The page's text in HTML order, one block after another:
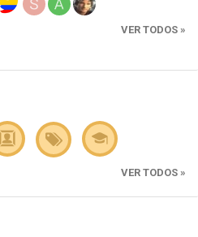
VER TODOS »
VER TODOS »